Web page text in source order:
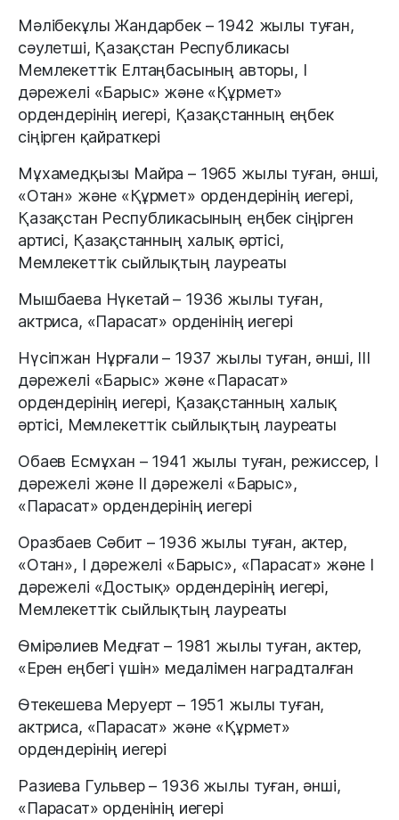
Мәлібекұлы Жандарбек – 1942 жылы туған,
сәулетші, Қазақстан Республикасы
Мемлекеттік Елтаңбасының авторы, I
дәрежелі «Барыс» және «Құрмет»
ордендерінің иегері, Қазақстанның еңбек
сіңірген қайраткері
Мұхамедқызы Майра – 1965 жылы туған, әнші,
«Отан» және «Құрмет» ордендерінің иегері,
Қазақстан Республикасының еңбек сіңірген
артисі, Қазақстанның халық әртісі,
Мемлекеттік сыйлықтың лауреаты
Мышбаева Нүкетай – 1936 жылы туған,
актриса, «Парасат» орденінің иегері
Нүсіпжан Нұрғали – 1937 жылы туған, әнші, III
дәрежелі «Барыс» және «Парасат»
ордендерінің иегері, Қазақстанның халық
әртісі, Мемлекеттік сыйлықтың лауреаты
Обаев Есмұхан – 1941 жылы туған, режиссер, I
дәрежелі және II дәрежелі «Барыс»,
«Парасат» ордендерінің иегері
Оразбаев Сәбит – 1936 жылы туған, актер,
«Отан», I дәрежелі «Барыс», «Парасат» және I
дәрежелі «Достық» ордендерінің иегері,
Мемлекеттік сыйлықтың лауреаты
Өмірәлиев Медғат – 1981 жылы туған, актер,
«Ерен еңбегі үшін» медалімен наградталған
Өтекешева Меруерт – 1951 жылы туған,
актриса, «Парасат» және «Құрмет»
ордендерінің иегері
Разиева Гульвер – 1936 жылы туған, әнші,
«Парасат» орденінің иегері